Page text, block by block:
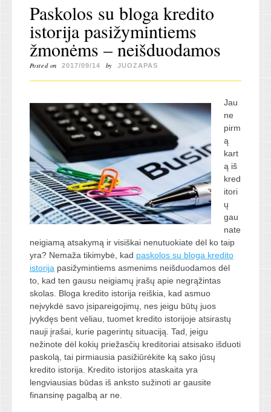
Paskolos su bloga kredito
istorija pasižymintiems
žmonėms – neišduodamos
Posted on 2017/09/14 by JUOZAPAS
Jau
ne
pirm
ą
kart
ą iš
kred
itori
ų
gau
nate
neigiamą atsakymą ir visiškai nenutuokiate dėl ko taip
yra? Nemaža tikimybė, kad paskolos su bloga kredito
istorija pasižymintiems asmenims neišduodamos dėl
to, kad ten gausu neigiamų įrašų apie negrąžintas
skolas. Bloga kredito istorija reiškia, kad asmuo
neįvykdė savo įsipareigojimų, nes jeigu būtų juos
įvykdęs bent vėliau, tuomet kredito istorijoje atsirastų
nauji įrašai, kurie pagerintų situaciją. Tad, jeigu
nežinote dėl kokių priežasčių kreditoriai atsisako išduoti
paskolą, tai pirmiausia pasižiūrėkite ką sako jūsų
kredito istorija. Kredito istorijos ataskaita yra
lengviausias būdas iš anksto sužinoti ar gausite
finansinę pagalbą ar ne.